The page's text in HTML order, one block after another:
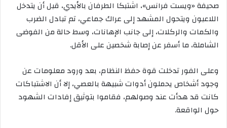
صحيفة «ويست فرانس»، اشتبكا الطرفان بالأيدي، قبل أن يتدخل
اللاعبون ويتحول المشهد إلى عراك جماعي، تم تبادل الضرب
والكمات والركلات، إلى جانب الإهانات، وسط حالة من الفوضى
الشاملة، ما أسفر عن إصابة شخصين على الأقل.
وعلى الفور تدخلت قوة حفظ النظام، بعد ورود معلومات عن
وجود أشخاص يحملون أدوات شبيهة بالعصي، إلا أن الاشتباكات
كانت قد هدأت عند وصولهم، فقاموا بتوثيق إفادات الشهود
حول الواقعة.